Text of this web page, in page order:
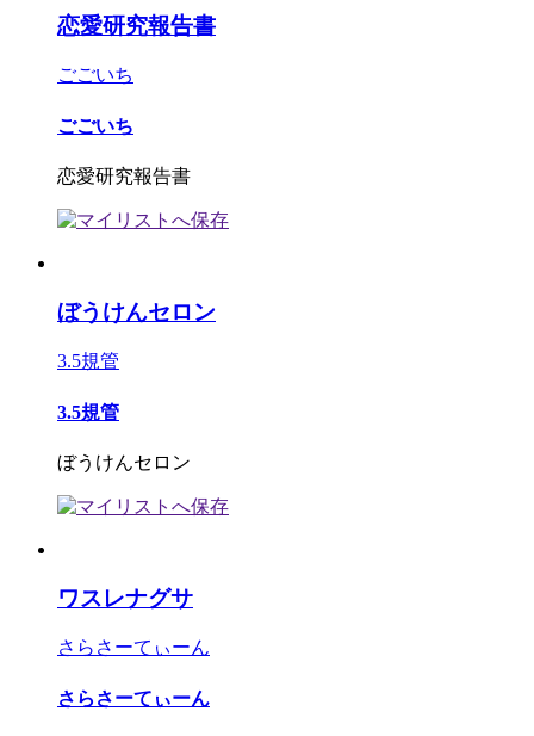
恋愛研究報告書
ごごいち
ごごいち
恋愛研究報告書
ぼうけんセロン
3.5規管
3.5規管
ぼうけんセロン
ワスレナグサ
さらさーてぃーん
さらさーてぃーん